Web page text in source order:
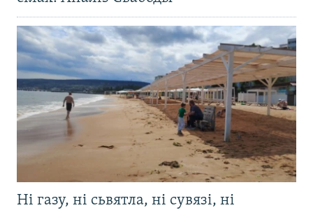
Ні газу, ні сьвятла, ні сувязі, ні